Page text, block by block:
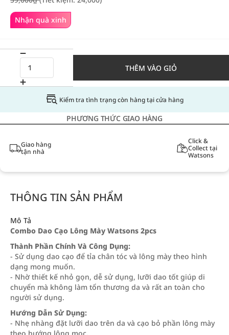
Nhận quà xinh
THÊM VÀO GIỎ
Kiểm tra tình trạng còn hàng tại cửa hàng
PHƯƠNG THỨC GIAO HÀNG
Giao hàng
tận nhà
Click &
Collect tại
Watsons
THÔNG TIN SẢN PHẨM
Mô Tả
Combo Dao Cạo Lông Mày Watsons 2pcs
Thành Phần Chính Và Công Dụng:
- Sử dụng dao cạo để tỉa chân tóc và lông mày theo hình
dạng mong muốn.
- Nhờ thiết kế nhỏ gọn, dễ sử dụng, lưỡi dao tốt giúp di
chuyển mà không làm tổn thương da và rất an toàn cho
người sử dụng.
Hướng Dẫn Sử Dụng:
- Nhẹ nhàng đặt lưỡi dao trên da và cạo bỏ phần lông mày